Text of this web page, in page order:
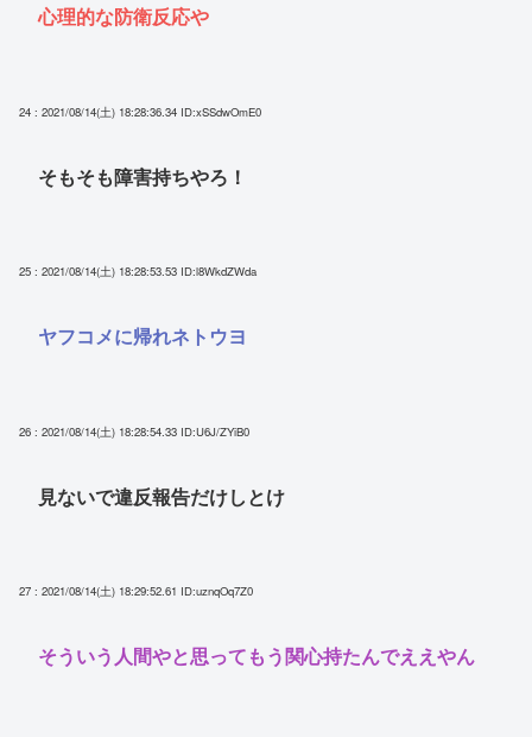
心理的な防衛反応や
24 : 2021/08/14(土) 18:28:36.34 ID:xSSdwOmE0
そもそも障害持ちやろ！
25 : 2021/08/14(土) 18:28:53.53 ID:l8WkdZWda
ヤフコメに帰れネトウヨ
26 : 2021/08/14(土) 18:28:54.33 ID:U6J/ZYiB0
見ないで違反報告だけしとけ
27 : 2021/08/14(土) 18:29:52.61 ID:uznqOq7Z0
そういう人間やと思ってもう関心持たんでええやん